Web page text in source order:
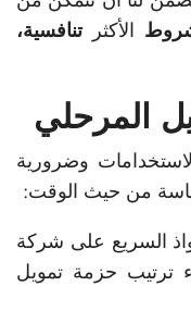
الأكثرتنافسية،
المرحلي
وضرورية
من حيث الوقت:
السريع على شركة
ترتيب حزمة تمويل